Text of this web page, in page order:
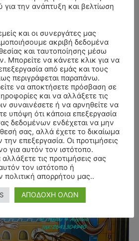
- Advertisment -
για την ανάπτυξη και βελτίωση
και οι συνεργάτες μας
ακριβή δεδομένα
και ταυτοποίησης μέσω
Μπορείτε να κάνετε κλικ για να
από εμάς και τους
περιγράφεται παραπάνω.
να αποκτήσετε πρόσβαση σε
και να αλλάξετε τις
συναινέσετε ή να αρνηθείτε να
υπόψη ότι κάποια επεξεργασία
δεδομένων ενδέχεται να μην
σας, αλλά έχετε το δικαίωμα
επεξεργασία. Οι προτιμήσεις
για αυτόν τον ιστότοπο.
τις προτιμήσεις σας
τον ιστότοπο ή
πολιτική απορρήτου μας..
ΑΠΟΔΟΧΗ ΟΛΩΝ